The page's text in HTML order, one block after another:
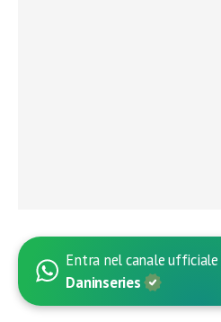
Entra nel canale
Daninseries